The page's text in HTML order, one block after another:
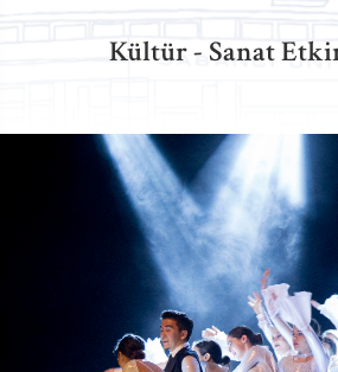
Kültür - Sanat